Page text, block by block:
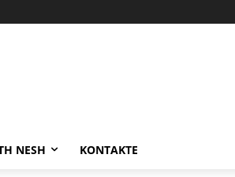
NESH KONTAKTE